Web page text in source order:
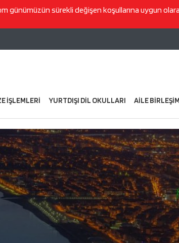
günümüzün sürekli değişen koşullarına uygun
İŞLEMLERİ YURTDIŞI DİL OKULLARI AİLE